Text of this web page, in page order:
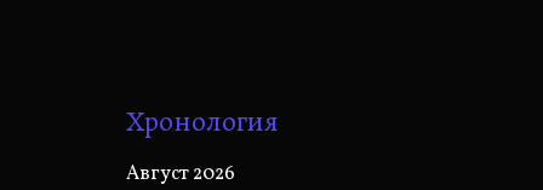
Хронология
Август 2026